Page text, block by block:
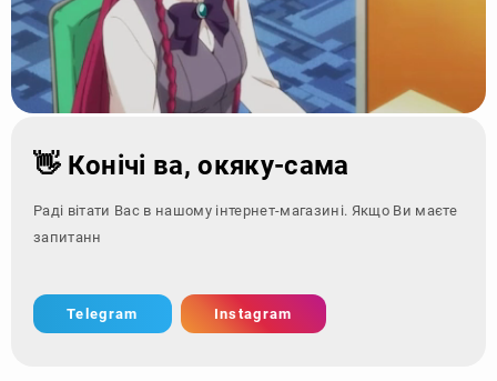
👋 Конічі ва, окяку-сама
Раді вітати Вас в нашому інтернет-магазині. Якщо Ви маєте
запитання - зверніт
Telegram Instagram